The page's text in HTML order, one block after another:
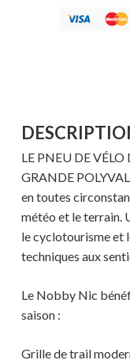
LE PNEU DE
GRANDE
en toutes
météo et le terrain.
le cyclotourisme et
techniques aux
Le Nobby Nic
saison :
Grille de trail